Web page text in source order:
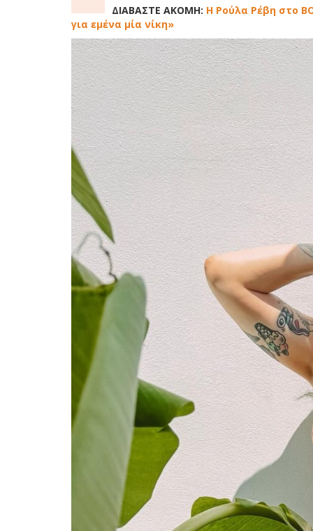
ΔΙΑΒΑΣΤΕ ΑΚΟΜΗ: Η Ρούλα Ρέβη στο
για εμένα μία νίκη»